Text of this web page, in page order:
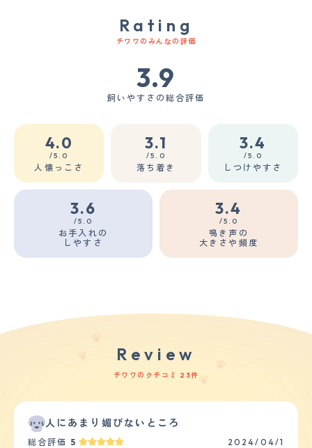
Rating
チワワのみんなの評価
3.9
飼いやすさの総合評価
4.0
/5.0
人懐っこさ
3.1
/5.0
落ち着き
3.4
/5.0
しつけやすさ
3.6
/5.0
お手入れの
しやすさ
3.4
/5.0
鳴き声の
大きさや頻度
Review
チワワのクチコミ 23件
人にあまり媚びないところ
総合評価 5 2024/04/1